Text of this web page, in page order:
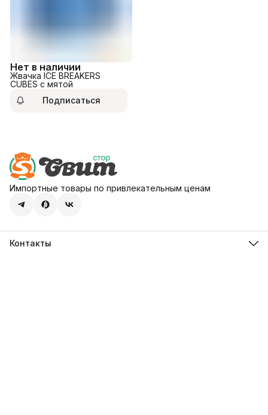
Нет в наличии
Жвачка ICE BREAKERS
CUBES с мятой
Подписаться
Импортные товары по привлекательным ценам
Контакты